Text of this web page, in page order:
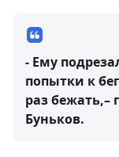
- Ему
попытки к
раз бежать,–
Буньков.